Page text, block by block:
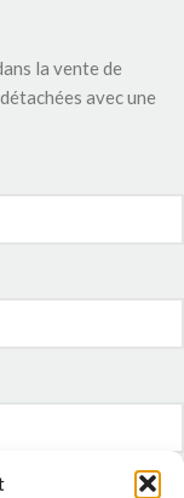
la vente de
avec une